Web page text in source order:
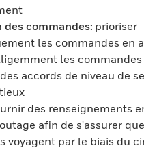
commandes: prioriser
les commandes en
les
accords de niveau de
des renseignements
afin de s'assurer
voyagent par le biais du